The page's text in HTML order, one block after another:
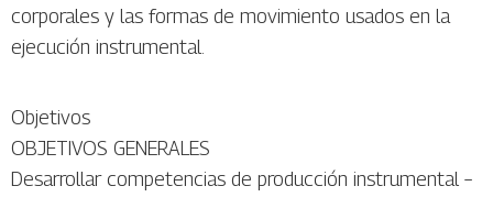
corporales y las formas de movimiento usados en la
ejecución instrumental.
Objetivos
OBJETIVOS GENERALES
Desarrollar competencias de producción instrumental –